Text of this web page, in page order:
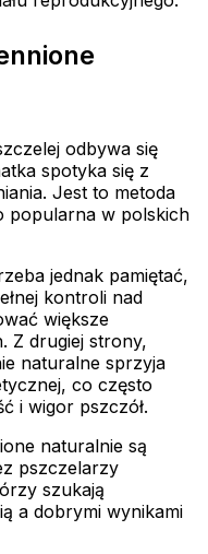
odbywa się
spotyka się z
Jest to metoda
popularna w polskich
jednak pamiętać,
kontroli nad
większe
Z drugiej strony,
naturalne sprzyja
co często
i wigor pszczół.
naturalnie są
pszczelarzy
szukają
a dobrymi wynikami